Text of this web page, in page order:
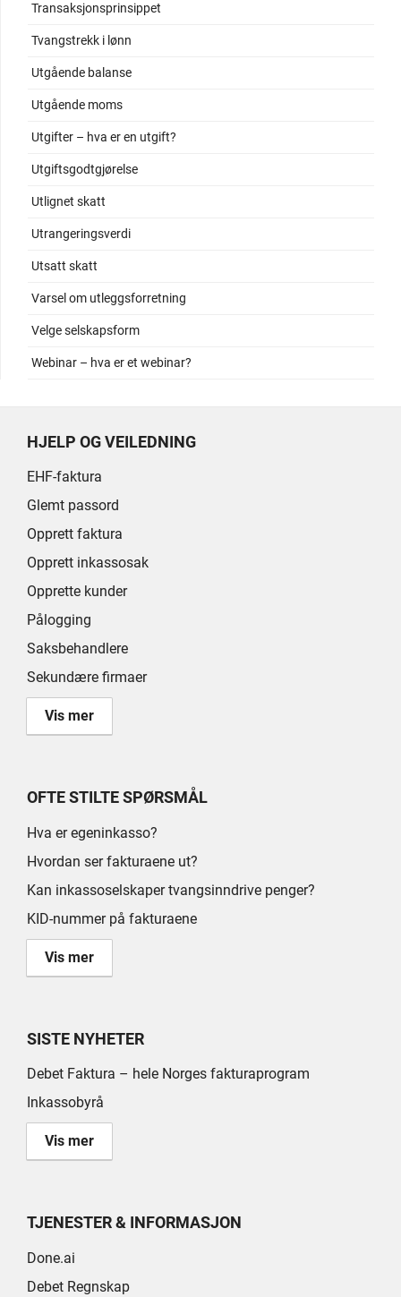
Transaksjonsprinsippet
Tvangstrekk i lønn
Utgående balanse
Utgående moms
Utgifter – hva er en utgift?
Utgiftsgodtgjørelse
Utlignet skatt
Utrangeringsverdi
Utsatt skatt
Varsel om utleggsforretning
Velge selskapsform
Webinar – hva er et webinar?
HJELP OG VEILEDNING
EHF-faktura
Glemt passord
Opprett faktura
Opprett inkassosak
Opprette kunder
Pålogging
Saksbehandlere
Sekundære firmaer
Vis mer
OFTE STILTE SPØRSMÅL
Hva er egeninkasso?
Hvordan ser fakturaene ut?
Kan inkassoselskaper tvangsinndrive penger?
KID-nummer på fakturaene
Vis mer
SISTE NYHETER
Debet Faktura – hele Norges fakturaprogram
Inkassobyrå
Vis mer
TJENESTER & INFORMASJON
Done.ai
Debet Regnskap